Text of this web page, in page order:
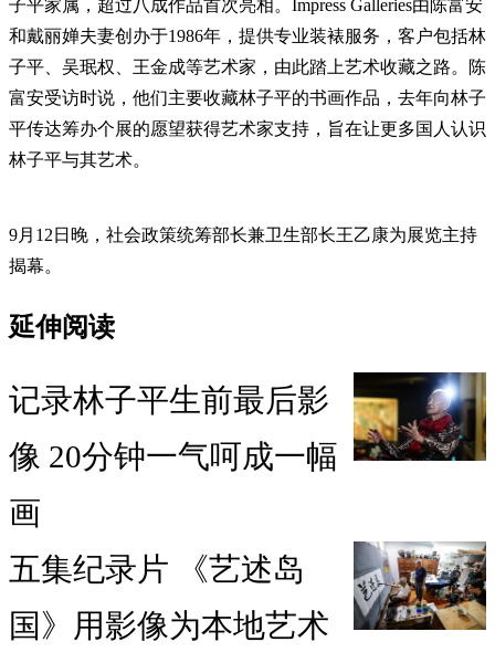
子平家属，超过八成作品首次亮相。Impress Galleries由陈富安
和戴丽婵夫妻创办于1986年，提供专业装裱服务，客户包括林
子平、吴珉权、王金成等艺术家，由此踏上艺术收藏之路。陈
富安受访时说，他们主要收藏林子平的书画作品，去年向林子
平传达筹办个展的愿望获得艺术家支持，旨在让更多国人认识
林子平与其艺术。
9月12日晚，社会政策统筹部长兼卫生部长王乙康为展览主持
揭幕。
延伸阅读
记录林子平生前最后影
像 20分钟一气呵成一幅
画
五集纪录片 《艺述岛
国》用影像为本地艺术